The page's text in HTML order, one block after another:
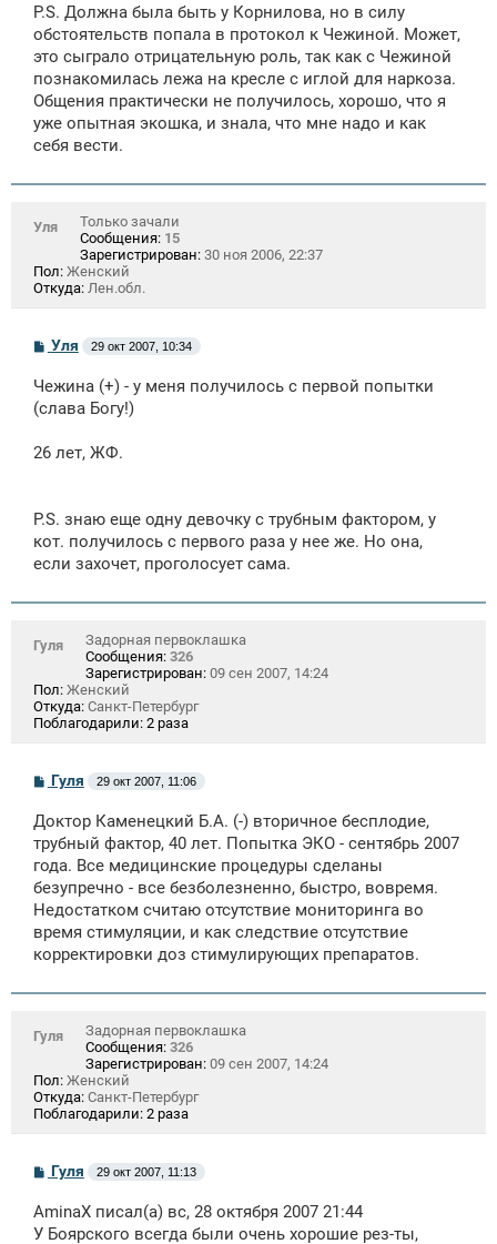
н
и
P.S. Должна была быть у Корнилова, но в силу
обстоятельств попала в протокол к Чежиной. Может,
это сыграло отрицательную роль, так как с Чежиной
познакомилась лежа на кресле с иглой для наркоза.
Общения практически не получилось, хорошо, что я
уже опытная экошка, и знала, что мне надо и как
себя вести.
Уля
Только зачали
Сообщения: 15
Зарегистрирован: 30 ноя 2006, 22:37
Пол: Женский
Откуда: Лен.обл.
С
о
б
щ
и
Уля 29 окт 2007, 10:34
Чежина (+) - у меня получилось с первой попытки
(слава Богу!)
26 лет, ЖФ.
P.S. знаю еще одну девочку с трубным фактором, у
кот. получилось с первого раза у нее же. Но она,
если захочет, проголосует сама.
Гуля
Задорная первоклашка
Сообщения: 326
Зарегистрирован: 09 сен 2007, 14:24
Пол: Женский
Откуда: Санкт-Петербург
Поблагодарили: 2 раза
С
о
б
щ
е
н
и
Гуля 29 окт 2007, 11:06
Доктор Каменецкий Б.А. (-) вторичное бесплодие,
трубный фактор, 40 лет. Попытка ЭКО - сентябрь 2007
года. Все медицинские процедуры сделаны
безупречно - все безболезненно, быстро, вовремя.
Недостатком считаю отсутствие мониторинга во
время стимуляции, и как следствие отсутствие
корректировки доз стимулирующих препаратов.
Гуля
Задорная первоклашка
Сообщения: 326
Зарегистрирован: 09 сен 2007, 14:24
Пол: Женский
Откуда: Санкт-Петербург
Поблагодарили: 2 раза
С
о
б
щ
Гуля 29 окт 2007, 11:13
AminaX писал(а) вс, 28 октября 2007 21:44
У Боярского всегда были очень хорошие рез-ты,